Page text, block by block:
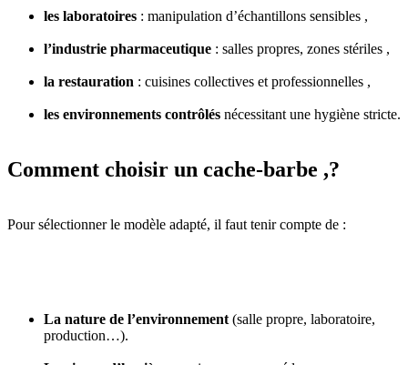
les laboratoires : manipulation d’échantillons sensibles ,
l’industrie pharmaceutique : salles propres, zones stériles ,
la restauration : cuisines collectives et professionnelles ,
les environnements contrôlés nécessitant une hygiène stricte.
Comment choisir un cache-barbe ,?
Pour sélectionner le modèle adapté, il faut tenir compte de :
La nature de l’environnement (salle propre, laboratoire,
production…).